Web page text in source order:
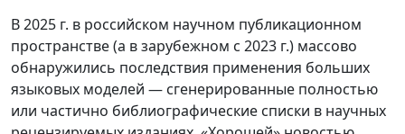
В 2025 г. в российском научном публикационном
пространстве (а в зарубежном с 2023 г.) массово
обнаружились последствия применения больших
языковых моделей — сгенерированные полностью
или частично библиографические списки в научных